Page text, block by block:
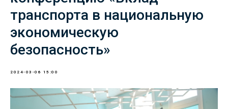
транспорта в национальную
экономическую
безопасность»
2024-03-06 15:00